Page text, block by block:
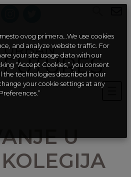
U
ovog primera…We use cookies
and analyze website traffic. For
your site usage data with our
“Accept Cookies,” you consent
the technologies described in our
your cookie settings at any